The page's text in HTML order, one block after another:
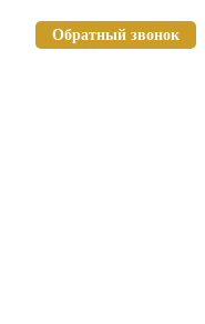
Обратный звонок